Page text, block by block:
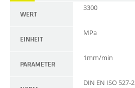
WERT
3300
EINHEIT
MPa
PARAMETER
1mm/min
DIN EN ISO 527-2